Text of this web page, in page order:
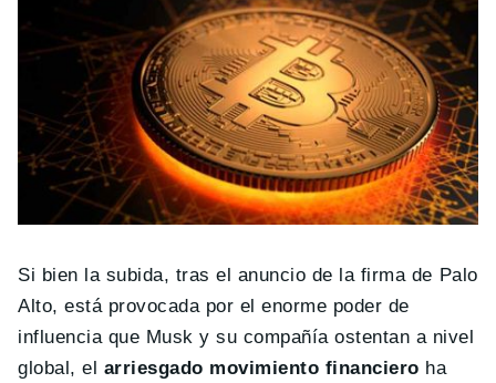
Si bien la subida, tras el anuncio de la firma de Palo
Alto, está provocada por el enorme poder de
influencia que Musk y su compañía ostentan a nivel
global, el arriesgado movimiento financiero ha